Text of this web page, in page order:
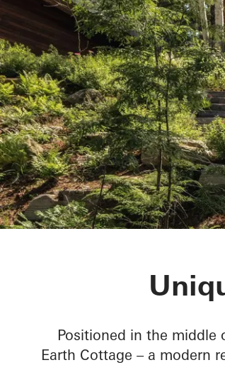
Positioned in the middle
Earth Cottage – a modern